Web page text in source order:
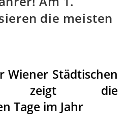
die meisten
Wiener Städtischen
zeigt die
Tage im Jahr